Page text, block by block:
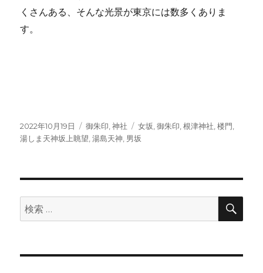
くさんある、そんな光景が東京には数多くありま
す。
投
稿
2022年10月19日
カ
テ
御朱印,神社
タ
グ
女坂,御朱印,根津神社,楼門,
湯しま天神坂上眺望,湯島天神, 男坂
検
索:
検